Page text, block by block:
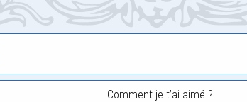
Comment je t’ai aimé ?